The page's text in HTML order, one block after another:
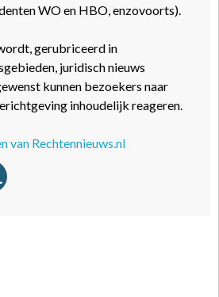
WO en HBO, enzovoorts).
gerubriceerd in
juridisch nieuws
kunnen bezoekers naar
inhoudelijk reageren.
van Rechtennieuws.nl